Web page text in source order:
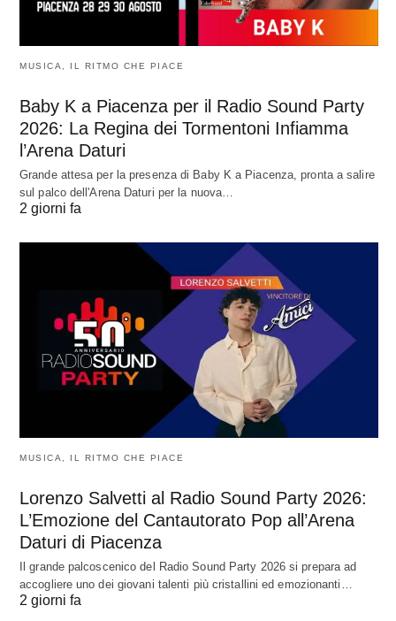
MUSICA, IL RITMO CHE PIACE
Baby K a Piacenza per il Radio Sound Party
2026: La Regina dei Tormentoni Infiamma
l’Arena Daturi
Grande attesa per la presenza di Baby K a Piacenza, pronta a salire
sul palco dell'Arena Daturi per la nuova…
2 giorni fa
MUSICA, IL RITMO CHE PIACE
Lorenzo Salvetti al Radio Sound Party 2026:
L’Emozione del Cantautorato Pop all’Arena
Daturi di Piacenza
Il grande palcoscenico del Radio Sound Party 2026 si prepara ad
accogliere uno dei giovani talenti più cristallini ed emozionanti…
2 giorni fa